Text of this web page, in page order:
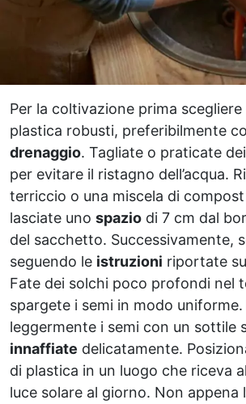
Per la coltivazione prima
plastica robusti, preferibilmente
drenaggio. Tagliate o praticate
per evitare il ristagno dell’acqua.
terriccio o una miscela di
lasciate uno spazio di 7 cm dal
del sacchetto. Successivamente,
seguendo le istruzioni riportate
Fate dei solchi poco profondi nel
spargete i semi in modo
leggermente i semi con un sottile
innaffiate delicatamente.
di plastica in un luogo che riceva
luce solare al giorno. Non appena